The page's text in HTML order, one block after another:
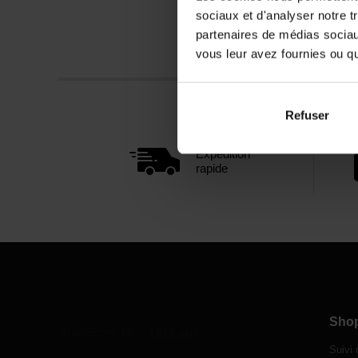
sociaux et d'analyser notre
partenaires de médias
vous leur avez fournies ou
Refuser
Expédition
rapide
Suivi